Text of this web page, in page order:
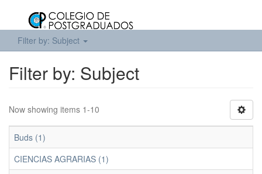
Filter by: Subject
Filter by: Subject
Now showing items 1-10
Buds (1)
CIENCIAS AGRARIAS (1)